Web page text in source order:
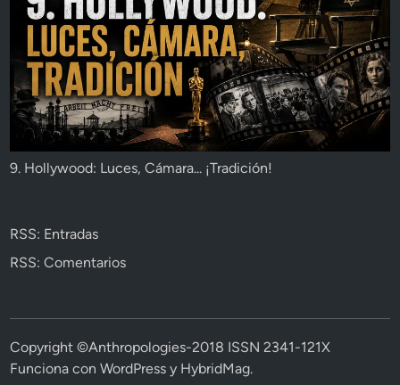
9. Hollywood: Luces, Cámara... ¡Tradición!
RSS: Entradas
RSS: Comentarios
Copyright ©Anthropologies-2018 ISSN 2341-121X
Funciona conWordPress y HybridMag.